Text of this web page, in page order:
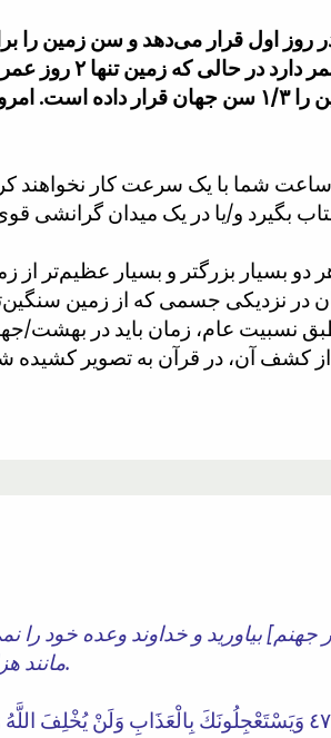
اول قرار می‌دهد و سن زمین را
یافت می‌شود، با
ساعت شما با یک سرعت کار نخواهند
بسیار بزرگتر و بسیار عظیم‌تر از
در نزدیکی جسمی که از زمین
نسبیت عام، زمان باید در بهشت/
با این حال، ۱۴۰۰ سال قبل از کشف آن، در
جهنم] بیاورید و خداوند وعده خود
مانند هزار سال از آن چیزی است که شما می شمارید.
٤٧ وَيَسْتَعْجِلُونَكَ بِالْعَذَابِ وَلَنْ يُخْلِفَ اللَّهُ وَعْدَهُ ۚ وَإِنَّ يَوْمًا عِنْدَ رَبِّكَ كَأَلْفِ سَنَةٍ مِمَّا تَعُدُّونَ